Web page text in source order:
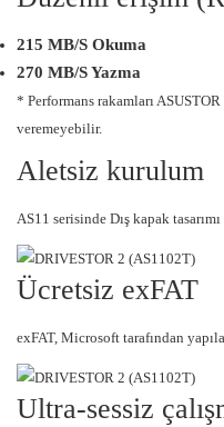
215 MB/S Okuma
270 MB/S Yazma
* Performans rakamları
veremeyebilir.
Aletsiz kurulum
AS11 serisinde Dış kapak
Ücretsiz exFAT
exFAT, Microsoft tarafından
Ultra-sessiz